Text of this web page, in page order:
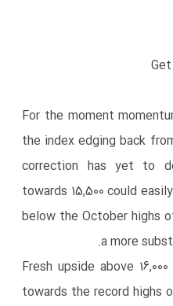
​For the moment
the index edging back
correction has yet to
towards 15,500 could
below the October highs
a more
​Fresh upside above
towards the record highs